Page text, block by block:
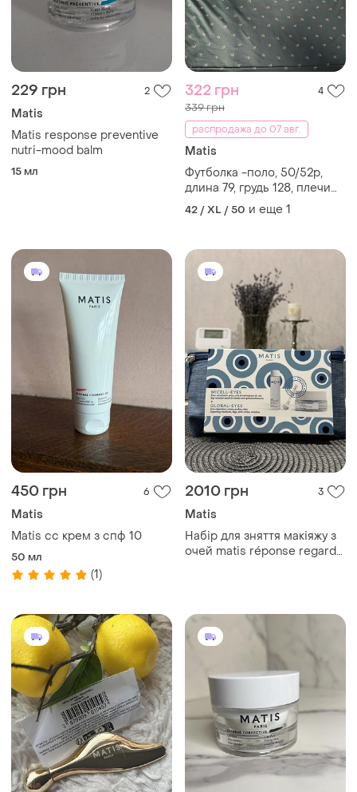
229 грн 2
Matis
Matis response preventive
nutri-mood balm
15 мл
322 грн 4
339 грн
распродажа до 07 авг.
Matis
Футболка -поло, 50/52р,
длина 79, грудь 128, плечи
53см
42 / XL / 50 и еще 1
450 грн 6
Matis
Matis cc крем з спф 10
50 мл
(1)
2010 грн 3
Matis
Набір для зняття макіяжу з
очей matis réponse regard
подарунковий набір